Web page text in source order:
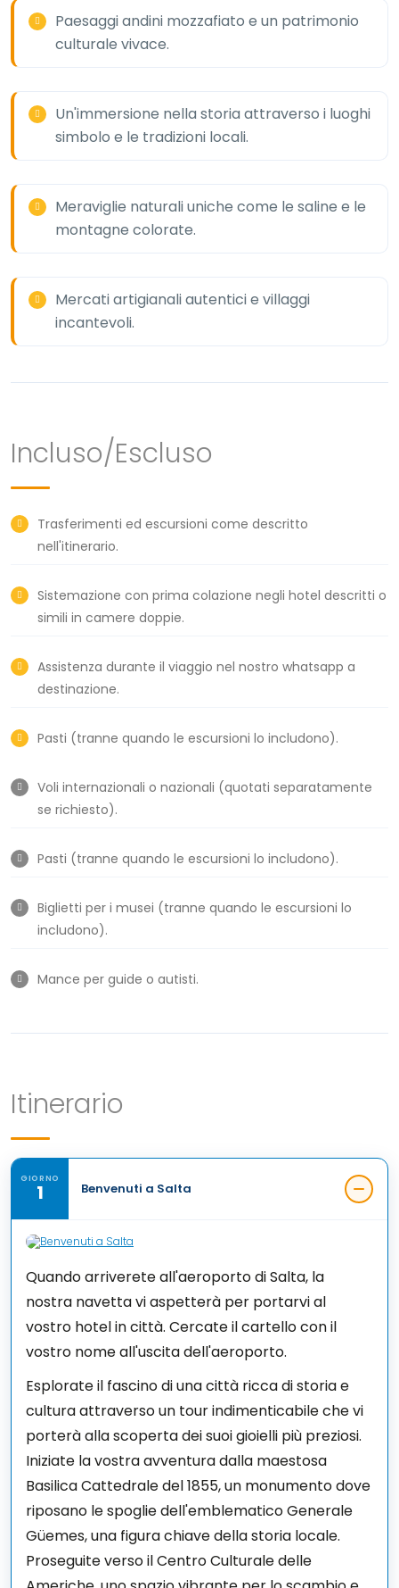
Paesaggi andini mozzafiato e un patrimonio
culturale vivace.
Un'immersione nella storia attraverso i luoghi
simbolo e le tradizioni locali.
Meraviglie naturali uniche come le saline e le
montagne colorate.
Mercati artigianali autentici e villaggi
incantevoli.
Incluso/Escluso
Trasferimenti ed escursioni come descritto
nell'itinerario.
Sistemazione con prima colazione negli hotel descritti o
simili in camere doppie.
Assistenza durante il viaggio nel nostro whatsapp a
destinazione.
Pasti (tranne quando le escursioni lo includono).
Voli internazionali o nazionali (quotati separatamente
se richiesto).
Pasti (tranne quando le escursioni lo includono).
Biglietti per i musei (tranne quando le escursioni lo
includono).
Mance per guide o autisti.
Itinerario
GIORNO
1 Benvenuti a Salta
Quando arriverete all'aeroporto di Salta, la
nostra navetta vi aspetterà per portarvi al
vostro hotel in città. Cercate il cartello con il
vostro nome all'uscita dell'aeroporto.
Esplorate il fascino di una città ricca di storia e
cultura attraverso un tour indimenticabile che vi
porterà alla scoperta dei suoi gioielli più preziosi.
Iniziate la vostra avventura dalla maestosa
Basilica Cattedrale del 1855, un monumento dove
riposano le spoglie dell'emblematico Generale
Güemes, una figura chiave della storia locale.
Proseguite verso il Centro Culturale delle